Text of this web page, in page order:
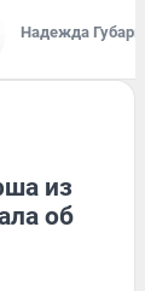
Надежда Губарь
из
об